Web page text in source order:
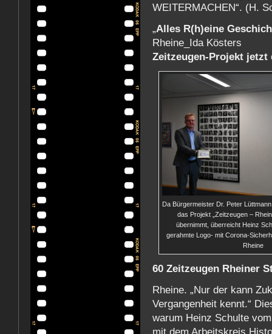
WEITERMACHEN“. (H.
„Alles R(h)eine
Rheine_Ida Kösters
Zeitzeugen-Projekt
Da Bürgermeister Dr. Peter
das Projekt „Zeitzeugen –
übernimmt, überreicht Heinz
gerahmte Logo- mit Corona-
Rheine
60 Zeitzeugen Rheiner
Rheine. „Nur der kann
Vergangenheit kennt.“
warum Heinz Schulte
mit dem Arbeitskreis